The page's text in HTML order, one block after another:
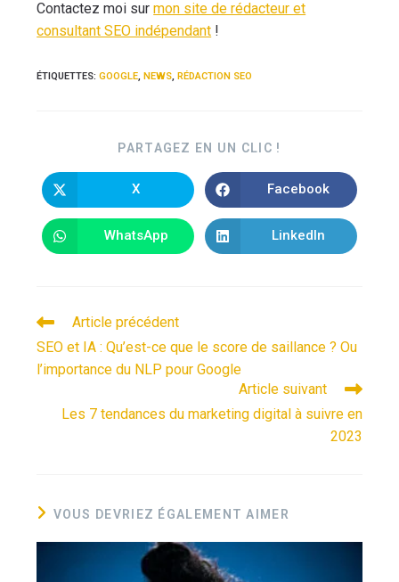
Contactez moi surmon site de rédacteur et
consultant SEO indépendant !
ÉTIQUETTES:GOOGLE NEWS RÉDACTION SEO
PARTAGEZ EN UN CLIC !
X Facebook
WhatsApp LinkedIn
Article précédent
SEO et IA : Qu’est-ce que le score de saillance ? Ou
l’importance du NLP pour Google
Article suivant
Les 7 tendances du marketing digital à suivre en
2023
VOUS DEVRIEZ ÉGALEMENT AIMER